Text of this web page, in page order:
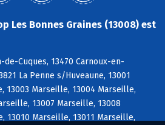
Les Bonnes Graines (13008) est
de-Cuques, 13470 Carnoux-en-
La Penne s/Huveaune, 13001
13003 Marseille, 13004 Marseille,
13007 Marseille, 13008
13010 Marseille, 13011 Marseille,